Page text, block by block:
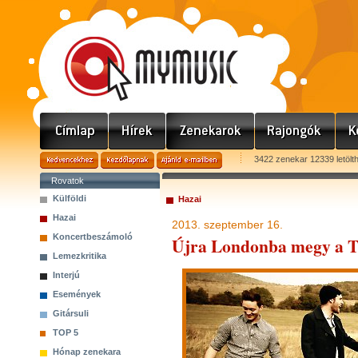
3422 zenekar 12339
Rovatok
Külföldi
Hazai
Koncertbeszámoló
Lemezkritika
Interjú
Események
Gitársuli
TOP 5
Hónap zenekara
Hazai
2013. szeptember 16.
Újra Londonba megy a